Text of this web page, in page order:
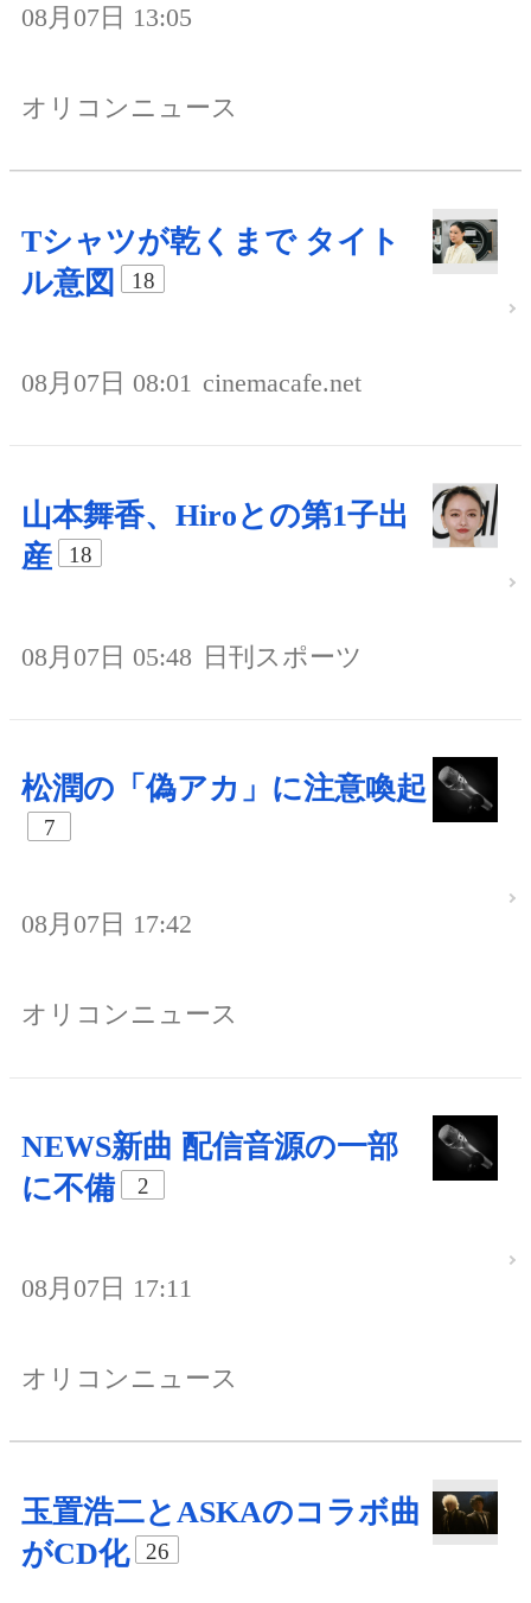
08月07日 13:05
オリコンニュース
Tシャツが乾くまで タイト
ル意図
18
08月07日 08:01 cinemacafe.net
山本舞香、Hiroとの第1子出
産
18
08月07日 05:48 日刊スポーツ
松潤の「偽アカ」に注意喚起
7
08月07日 17:42
オリコンニュース
NEWS新曲 配信音源の一部
に不備
2
08月07日 17:11
オリコンニュース
玉置浩二とASKAのコラボ曲
がCD化
26